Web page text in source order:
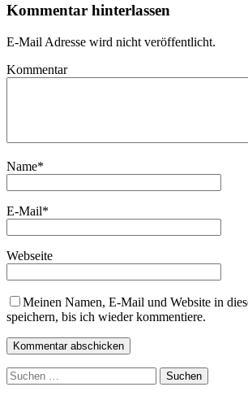
Kommentar hinterlassen
E-Mail Adresse wird nicht veröffentlicht.
Kommentar
Name*
E-Mail*
Webseite
Meinen Namen, E-Mail und Website in
speichern, bis ich wieder kommentiere.
Suchen
nach: